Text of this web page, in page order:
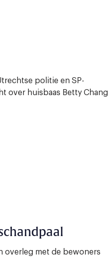
politie en SP-
over huisbaas Betty Chang
overleg met de bewoners